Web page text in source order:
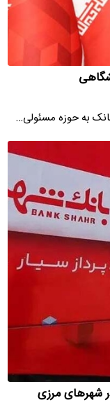
به حوزه مسئولی…
شهرهای مرزی